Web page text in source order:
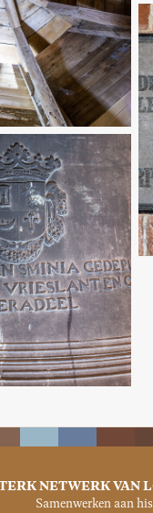
NETWERK VAN
Samenwerken aan